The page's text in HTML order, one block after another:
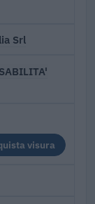
Srl
visura